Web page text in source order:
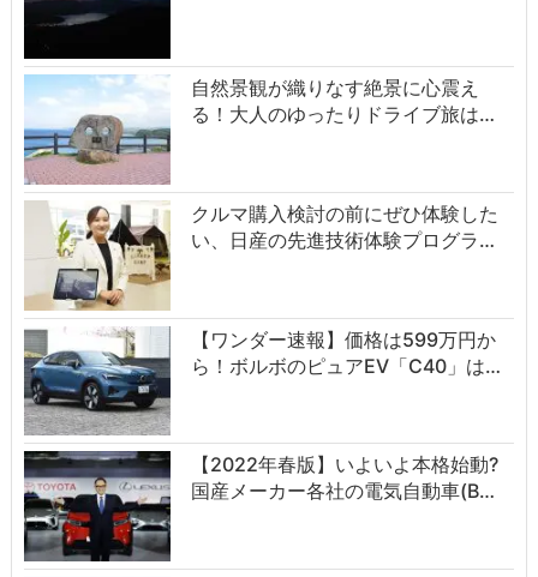
自然景観が織りなす絶景に心震え
る！大人のゆったりドライブ旅は…
クルマ購入検討の前にぜひ体験した
い、日産の先進技術体験プログラ…
【ワンダー速報】価格は599万円か
ら！ボルボのピュアEV「C40」は…
【2022年春版】いよいよ本格始動?
国産メーカー各社の電気自動車(B…